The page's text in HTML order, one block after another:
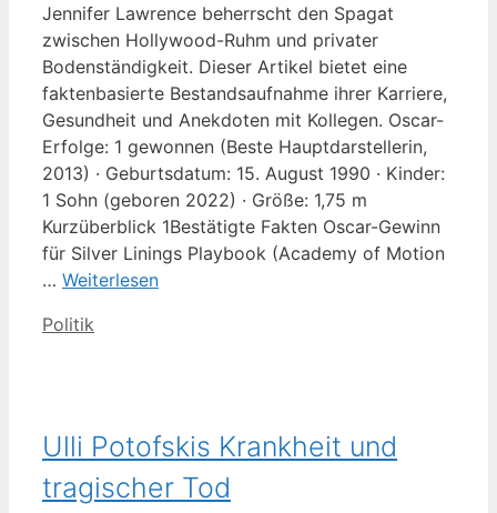
Jennifer Lawrence beherrscht den Spagat
zwischen Hollywood-Ruhm und privater
Bodenständigkeit. Dieser Artikel bietet eine
faktenbasierte Bestandsaufnahme ihrer Karriere,
Gesundheit und Anekdoten mit Kollegen. Oscar-
Erfolge: 1 gewonnen (Beste Hauptdarstellerin,
2013) · Geburtsdatum: 15. August 1990 · Kinder:
1 Sohn (geboren 2022) · Größe: 1,75 m
Kurzüberblick 1Bestätigte Fakten Oscar-Gewinn
für Silver Linings Playbook (Academy of Motion
… Weiterlesen
Kategorien
Politik
Ulli Potofskis Krankheit und
tragischer Tod